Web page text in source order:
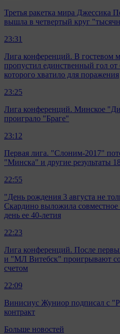
Третья ракетка мира Джессика
вышла в четвертый круг
23:31
Лига конференций. В гостевом
пропустил единственный гол
которого хватило для поражения
23:25
Лига конференций. Минское
проиграло "Браге"
23:12
Первая лига. "Слоним-2017"
"Минска" и другие результаты
22:55
"День рождения 3 августа не
Скардино выложила
день ее 40-летия
22:23
Лига конференций. После
и "МЛ Витебск" проигрывают
счетом
22:09
Винисиус Жуниор подписал с
контракт
Больше новостей